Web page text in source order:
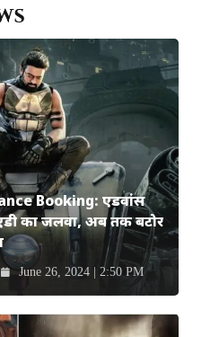
Booking: एडवांस
का जलवा, अब तक बटोर
June 26, 2024 | 2:50 PM